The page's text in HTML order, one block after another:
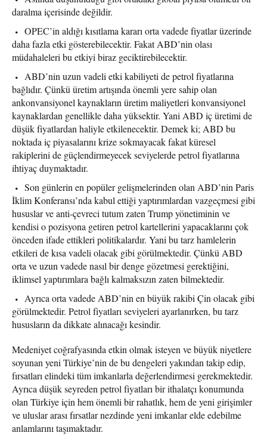
daralma içerisinde değildir.
OPEC’in aldığı kısıtlama kararı orta vadede fiyatlar üzerinde
daha fazla etki gösterebilecektir. Fakat ABD’nin olası
müdahaleleri bu etkiyi biraz geciktirebilecektir.
ABD’nin uzun vadeli etki kabiliyeti de petrol fiyatlarına
bağlıdır. Çünkü üretim artışında önemli yere sahip olan
ankonvansiyonel kaynakların üretim maliyetleri konvansiyonel
kaynaklardan genellikle daha yüksektir. Yani ABD iç üretimi de
düşük fiyatlardan haliyle etkilenecektir. Demek ki; ABD bu
noktada iç piyasalarını krize sokmayacak fakat küresel
rakiplerini de güçlendirmeyecek seviyelerde petrol fiyatlarına
ihtiyaç duymaktadır.
Son günlerin en popüler gelişmelerinden olan ABD’nin Paris
İklim Konferansı’nda kabul ettiği yaptırımlardan vazgeçmesi gibi
hususlar ve anti-çevreci tutum zaten Trump yönetiminin ve
kendisi o pozisyona getiren petrol kartellerini yapacaklarını çok
önceden ifade ettikleri politikalardır. Yani bu tarz hamlelerin
etkileri de kısa vadeli olacak gibi görülmektedir. Çünkü ABD
orta ve uzun vadede nasıl bir denge gözetmesi gerektiğini,
iklimsel yaptırımlara bağlı kalmaksızın zaten bilmektedir.
Ayrıca orta vadede ABD’nin en büyük rakibi Çin olacak gibi
görülmektedir. Petrol fiyatları seviyeleri ayarlanırken, bu tarz
hususların da dikkate alınacağı kesindir.
Medeniyet coğrafyasında etkin olmak isteyen ve büyük niyetlere
soyunan yeni Türkiye’nin de bu dengeleri yakından takip edip,
fırsatları elindeki tüm imkanlarla değerlendirmesi gerekmektedir.
Ayrıca düşük seyreden petrol fiyatları bir ithalatçı konumunda
olan Türkiye için hem önemli bir rahatlık, hem de yeni girişimler
ve uluslar arası fırsatlar nezdinde yeni imkanlar elde edebilme
anlamlarını taşımaktadır.